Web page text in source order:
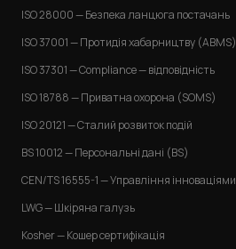
ISO 28000 — Безпека ланцюга постачань
ISO 37001 — Протидія хабарництву (ABMS)
ISO 37301 — Compliance — відповідність
ISO 18788 — Приватна охорона (SOMS)
ISO 20121 — Сталий розвиток подій
BS 10012 — Персональні дані (BS)
CEN/TS 16555-1 — Управління інноваціями
LWG — Шкіряна галузь
Kosher — Кошер сертифікація